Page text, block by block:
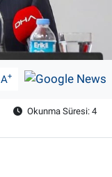
A+
Okunma Süresi: 4